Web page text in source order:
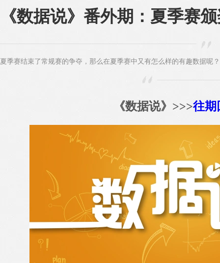
《数据说》番外期：夏季赛
夏季赛结束了常规赛的争夺，那么在夏季赛中又有怎么样的有趣数据呢
《数据说》>>>往期